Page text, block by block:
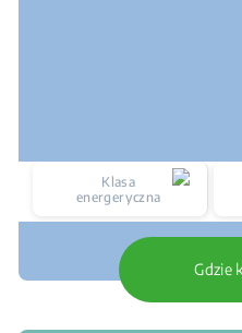
Klasa
energeryczna
Gdzie